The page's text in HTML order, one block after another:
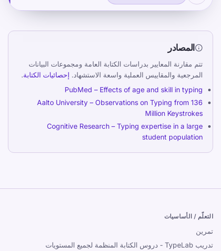
المصادر
تتم مقارنة المعايير بدراسات الكتابة العامة ومجموعات البيانات
المرجعية والمقاييس العملية واسعة الاستشهاد. إحصائيات الكتابة.
PubMed – Effects of age and skill in typing
Aalto University – Observations on Typing from 136
Million Keystrokes
Cognitive Research – Typing expertise in a large
student population
التعلّم / الأساسيات
تمرين
تدريب TypeLab - دروس الكتابة المنظمة لجميع المستويات